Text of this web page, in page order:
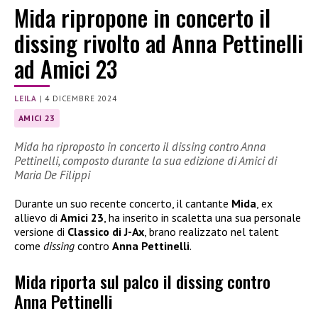
Mida ripropone in concerto il
dissing rivolto ad Anna Pettinelli
ad Amici 23
LEILA |4 DICEMBRE 2024
AMICI 23
Mida ha riproposto in concerto il dissing contro Anna
Pettinelli, composto durante la sua edizione di Amici di
Maria De Filippi
Durante un suo recente concerto, il cantante Mida , ex
allievo di Amici 23 , ha inserito in scaletta una sua personale
versione di Classico di J-Ax , brano realizzato nel talent
come dissing contro Anna Pettinelli.
Mida riporta sul palco il dissing contro
Anna Pettinelli